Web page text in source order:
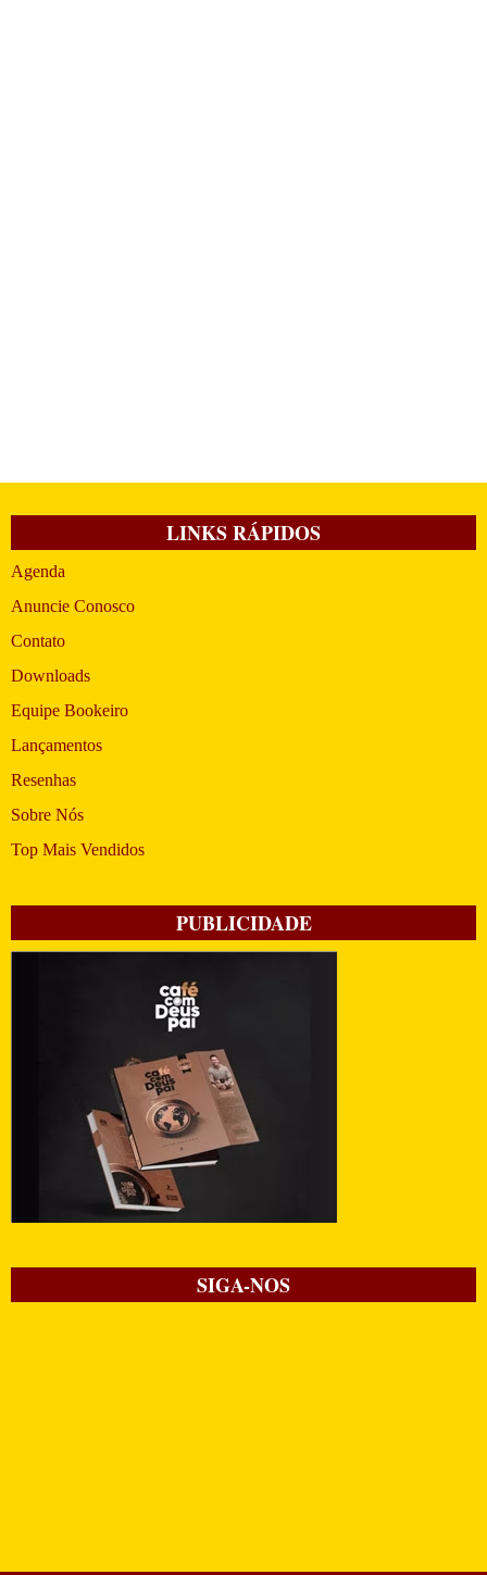
LINKS RÁPIDOS
Agenda
Anuncie Conosco
Contato
Downloads
Equipe Bookeiro
Lançamentos
Resenhas
Sobre Nós
Top Mais Vendidos
PUBLICIDADE
SIGA-NOS